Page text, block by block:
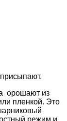
орошают из
пленкой. Это
режим и